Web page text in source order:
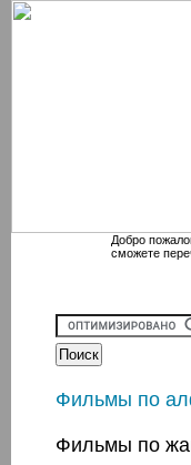
Добро
сможете
Фильмы по
Фильмы по